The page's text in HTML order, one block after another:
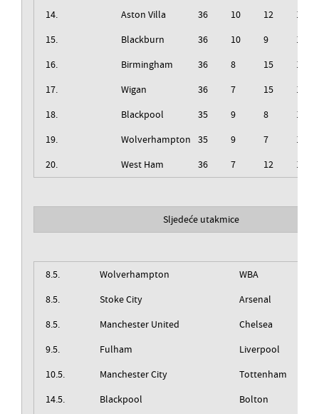
14.
Aston Villa 36 10 12
14
15.
Blackburn 36 10 9
17
16.
Birmingham 36 8 15
13
17.
Wigan 36 7 15
14
18.
Blackpool 35 9 8
18
19.
Wolverhampton 35 9 7
19
20.
West Ham 36 7 12 17
Sljedeće utakmice
8.5. Wolverhampton
WBA
8.5.
Stoke City
Arsenal
8.5.
Manchester United
Chelsea
9.5.
Fulham
Liverpool
10.5.
Manchester City
Tottenham
14.5.
Blackpool
Bolton